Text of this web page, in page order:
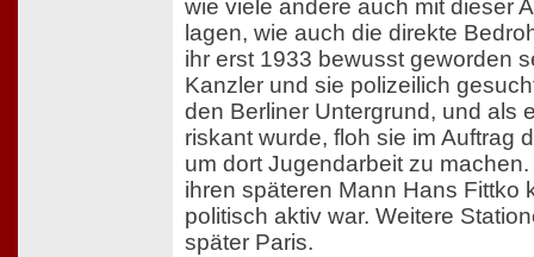
wie viele andere auch mit dieser
lagen, wie auch die direkte
ihr erst 1933 bewusst geworden
Kanzler und sie polizeilich
den Berliner Untergrund, und als
riskant wurde, floh sie im Auftrag
um dort Jugendarbeit zu
ihren späteren Mann Hans Fittko
politisch aktiv war. Weitere
später Paris.